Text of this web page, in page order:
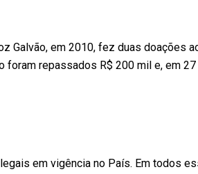
Galvão, em 2010, fez duas doações
foram repassados R$ 200 mil e, em
em vigência no País. Em todos